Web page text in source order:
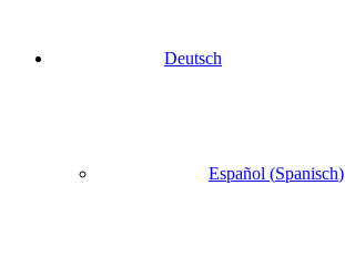
Deutsch
Español (Spanisch)